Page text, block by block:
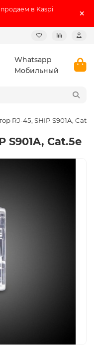
в Kaspi
Whatsapp
Мобильный
RJ-45, SHIP S901A,
S901A, Cat.5e